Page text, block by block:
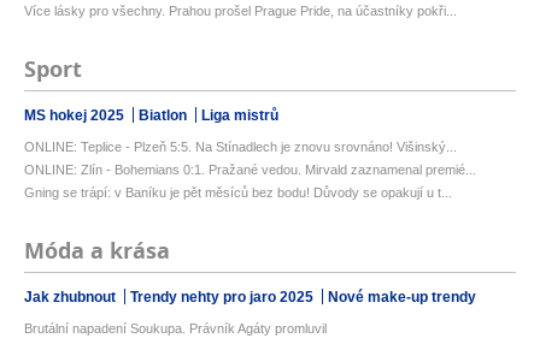
Více lásky pro všechny. Prahou prošel Prague Pride, na účastníky pokři...
Sport
MS hokej 2025 Biatlon Liga mistrů
ONLINE: Teplice - Plzeň 5:5. Na Stínadlech je znovu srovnáno! Višinský...
ONLINE: Zlín - Bohemians 0:1. Pražané vedou. Mirvald zaznamenal premié...
Gning se trápí: v Baníku je pět měsíců bez bodu! Důvody se opakují u t...
Móda a krása
Jak zhubnout Trendy nehty pro jaro 2025 Nové make-up trendy
Brutální napadení Soukupa. Právník Agáty promluvil